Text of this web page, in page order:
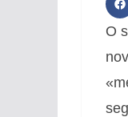
O